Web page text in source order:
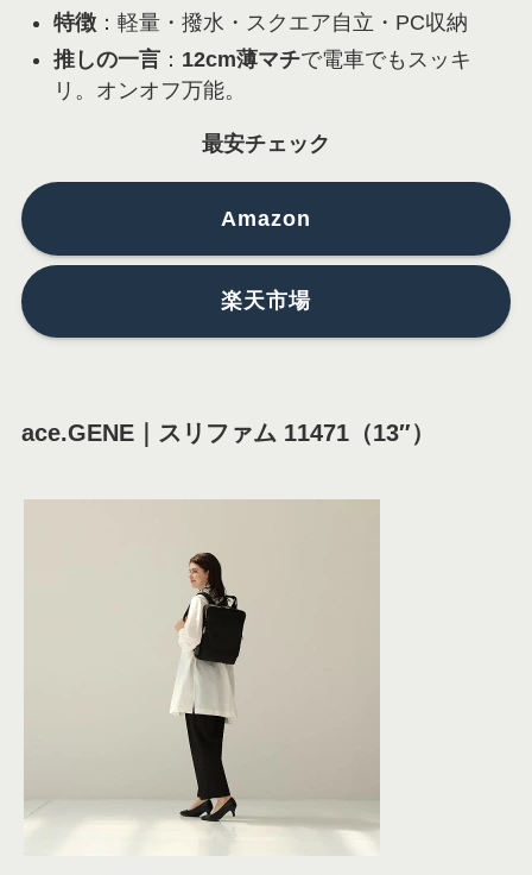
特徴：軽量・撥水・スクエア自立・PC収納
推しの一言： 12cm薄マチで電車でもスッキ
リ。オンオフ万能。
最安チェック
Amazon
楽天市場
ace.GENE｜スリファム 11471（13″）